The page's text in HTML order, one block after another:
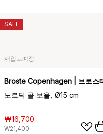
재입고예정
Broste Copenhagen | 브로스
노르딕 콜 보울, Ø15 cm
₩16,700
₩21,400
SALE